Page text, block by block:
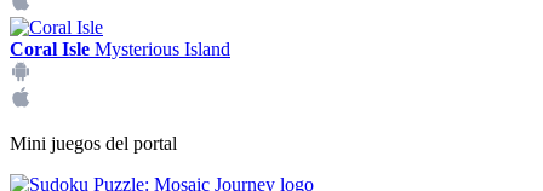
Coral Isle Mysterious Island
Mini juegos del portal